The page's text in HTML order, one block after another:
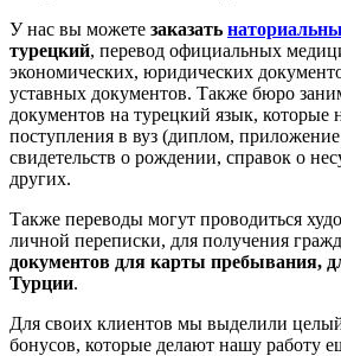
У нас вы можете заказать
турецкий, перевод официальных
экономических, юридических
уставных документов. Также бюро
документов на турецкий язык, которые
поступления в вуз (диплом, приложение
свидетельств о рождении, справок о
других.
Также переводы могут проводиться
личной переписки, для получения
документов для карты пребывания,
Турции.
Для своих клиентов мы выделили
бонусов, которые делают нашу работу